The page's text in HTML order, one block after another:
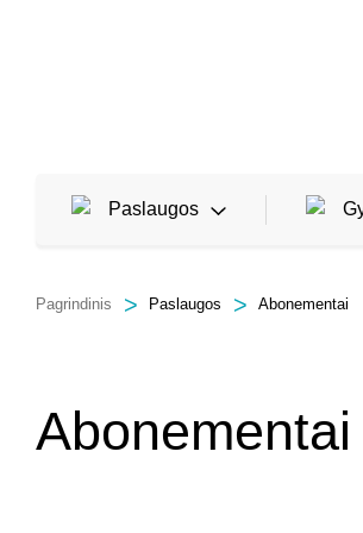
Paslaugos
Pagrindinis Paslaugos Abonementai
Abonementai